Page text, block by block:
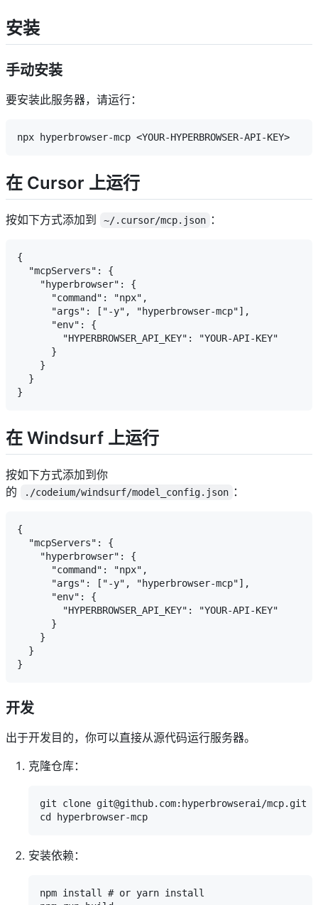
安装
手动安装
要安装此服务器，请运行：
在 Cursor 上运行
按如下方式添加到 ~/.cursor/mcp.json ：
{
  "mcpServers": {
    "hyperbrowser": {
      "command": "npx",
      "args": ["-y", "hyperbrowser-mcp"],
      "env": {
        "HYPERBROWSER_API_KEY": "YOUR-API-KEY"
      }
    }
  }
在 Windsurf 上运行
按如下方式添加到你
的
./codeium/windsurf/model_config.json ：
{
  "mcpServers": {
    "hyperbrowser": {
      "command": "npx",
      "args": ["-y", "hyperbrowser-mcp"],
      "env": {
        "HYPERBROWSER_API_KEY": "YOUR-API-KEY"
      }
    }
  }
开发
出于开发目的，你可以直接从源代码运行服务器。
克隆仓库：
git clone git@github.com:hyperbrowserai/mcp.git
安装依赖：
npm install # or yarn install